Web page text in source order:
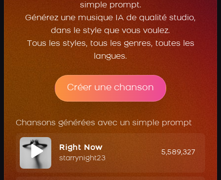
simple prompt.
Générez une musique IA de qualité studio,
dans le style que vous voulez.
Tous les styles, tous les genres, toutes les
langues.
Créer une chanson
Chansons générées avec un simple prompt
Right Now
starrynight23
5,589,327